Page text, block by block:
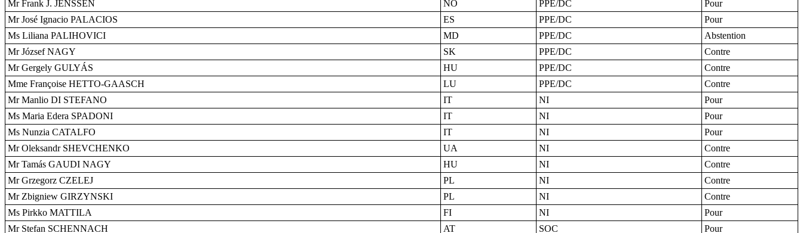
Mr Frank J. JENSSEN
NO PPE/DC
Pour
Mr José Ignacio PALACIOS
ES PPE/DC
Pour
Ms Liliana PALIHOVICI
MD PPE/DC
Abstention
Mr József NAGY
SK PPE/DC
Contre
Mr Gergely GULYÁS
HU PPE/DC
Contre
Mme Françoise HETTO-GAASCH
LU PPE/DC
Contre
Mr Manlio DI STEFANO
IT NI
Pour
Ms Maria Edera SPADONI
IT NI
Pour
Ms Nunzia CATALFO
IT NI
Pour
Mr Oleksandr SHEVCHENKO
UA NI
Contre
Mr Tamás GAUDI NAGY
HU NI
Contre
Mr Grzegorz CZELEJ
PL NI
Contre
Mr Zbigniew GIRZYNSKI
PL NI
Contre
Ms Pirkko MATTILA
FI NI
Pour
Mr Stefan SCHENNACH
AT SOC
Pour